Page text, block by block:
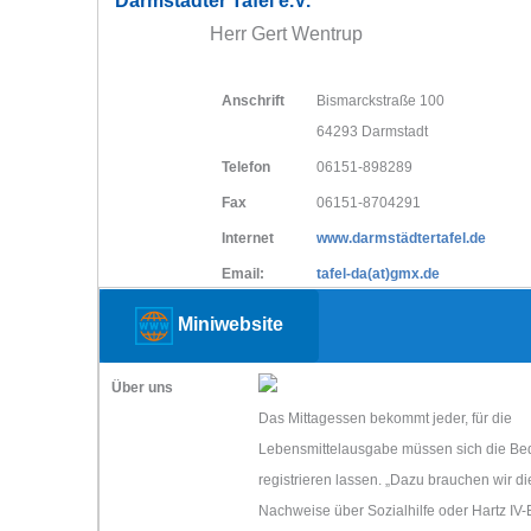
Herr Gert Wentrup
Anschrift
Bismarckstraße 100
64293 Darmstadt
Telefon 06151-898289
Fax 06151-8704291
Internet www.darmstädtertafel.de
Email: tafel-da(at)gmx.de
Miniwebsite
Über uns
Das Mittagessen bekommt jeder, für die
Lebensmittel­ausgabe müssen sich die
registrieren lassen. „Dazu brauchen wir
Nachweise über Sozialhilfe oder Hartz IV-